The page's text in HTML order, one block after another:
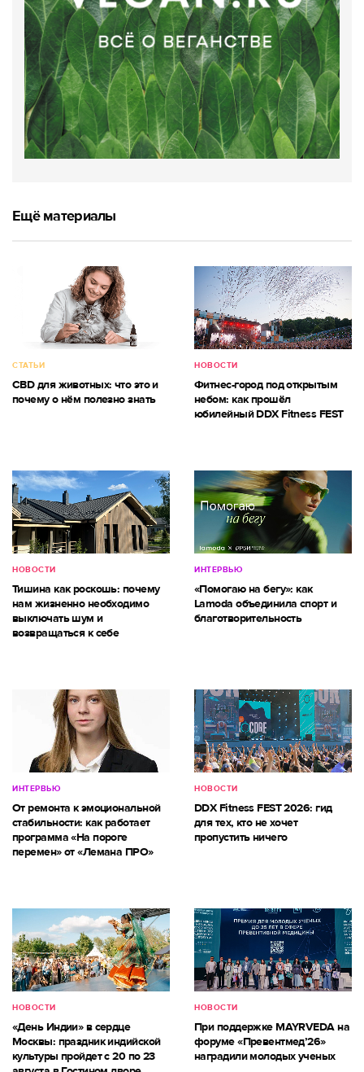
Ещё материалы
СТАТЬИ
CBD для животных: что это и
почему о нём полезно знать
НОВОСТИ
Фитнес-город под открытым
небом: как прошёл
юбилейный DDX Fitness FEST
НОВОСТИ
Тишина как роскошь: почему
нам жизненно необходимо
выключать шум и
возвращаться к себе
ИНТЕРВЬЮ
«Помогаю на бегу»: как
Lamoda объединила спорт и
благотворительность
ИНТЕРВЬЮ
От ремонта к эмоциональной
стабильности: как работает
программа «На пороге
перемен» от «Лемана ПРО»
НОВОСТИ
DDX Fitness FEST 2026: гид
для тех, кто не хочет
пропустить ничего
НОВОСТИ
«День Индии» в сердце
Москвы: праздник индийской
культуры пройдет с 20 по 23
НОВОСТИ
При поддержке MAYRVEDA на
форуме «Превентмед’26»
наградили молодых ученых